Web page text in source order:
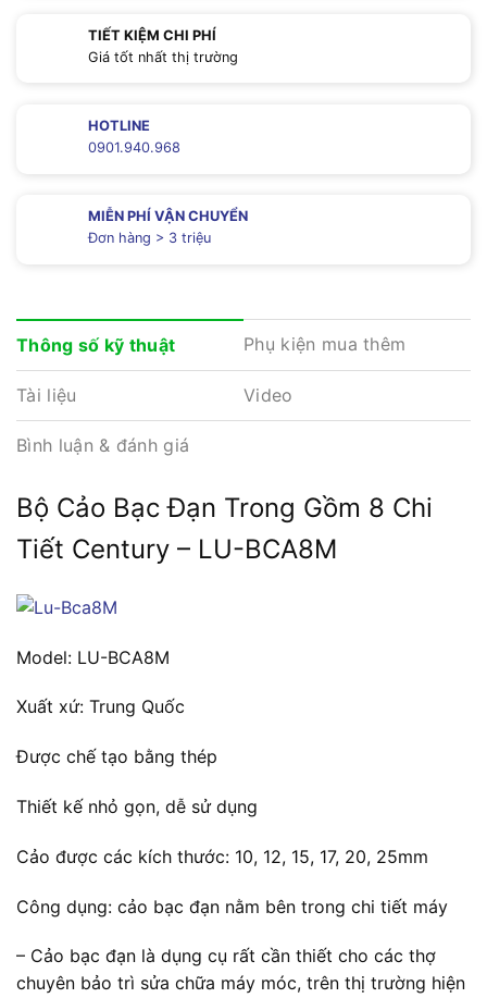
TIẾT KIỆM CHI PHÍ
Giá tốt nhất thị trường
HOTLINE
0901.940.968
MIỄN PHÍ VẬN CHUYỂN
Đơn hàng > 3 triệu
Thông số kỹ thuật Phụ kiện mua thêm
Tài liệu Video
Bình luận & đánh giá
Bộ Cảo Bạc Đạn Trong Gồm 8 Chi
Tiết Century – LU-BCA8M
Model: LU-BCA8M
Xuất xứ: Trung Quốc
Được chế tạo bằng thép
Thiết kế nhỏ gọn, dễ sử dụng
Cảo được các kích thước: 10, 12, 15, 17, 20, 25mm
Công dụng: cảo bạc đạn nằm bên trong chi tiết máy
– Cảo bạc đạn là dụng cụ rất cần thiết cho các thợ
chuyên bảo trì sửa chữa máy móc, trên thị trường hiện